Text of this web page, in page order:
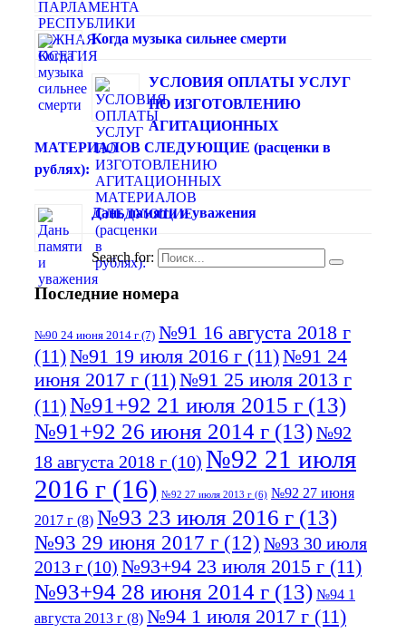
Когда музыка сильнее смерти
УСЛОВИЯ ОПЛАТЫ УСЛУГ
ПО ИЗГОТОВЛЕНИЮ
АГИТАЦИОННЫХ
МАТЕРИАЛОВ СЛЕДУЮЩИЕ (расценки в
рублях):
Дань памяти и уважения
Search for:
Последние номера
№90 24 июня 2014 г (7) №91 16 августа 2018 г
(11)№91 19 июля 2016 г (11)№91 24
июня 2017 г (11)№91 25 июля 2013 г
(11)№91+92 21 июля 2015 г (13)
№91+92 26 июня 2014 г (13)№92
18 августа 2018 г (10) №92 21 июля
2016 г (16) №92 27 июля 2013 г (6) №92 27 июня
2017 г (8) №93 23 июля 2016 г (13)
№93 29 июня 2017 г (12) №93 30 июля
2013 г (10) №93+94 23 июля 2015 г (11)
№93+94 28 июня 2014 г (13) №94 1
августа 2013 г (8) №94 1 июля 2017 г (11)